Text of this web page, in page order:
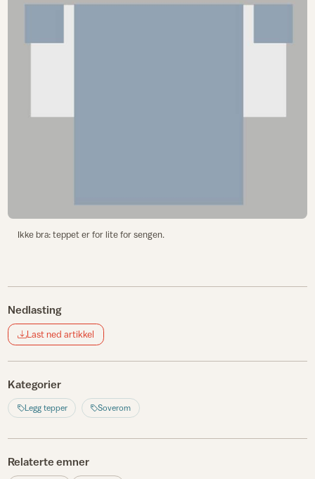
Ikke bra: teppet er for lite for sengen.
Nedlasting
Last ned artikkel
Kategorier
Legg tepper Soverom
Relaterte emner